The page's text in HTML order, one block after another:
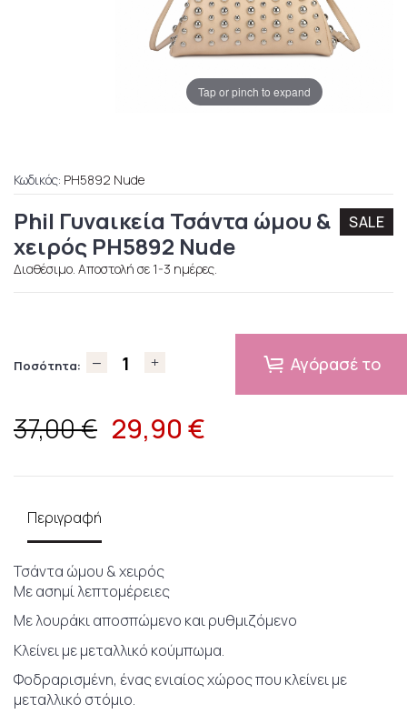
Tap or pinch to expand
Κωδικός: PH5892 Nude
Phil Γυναικεία Τσάντα ώμου &
χειρός PH5892 Nude
SALE
Διαθέσιμο. Αποστολή σε 1-3 ημέρες.
Ποσότητα: Αγόρασέ το
37,00 € 29,90 €
Περιγραφή
Τσάντα ώμου & χειρός
Με ασημί λεπτομέρειες
Με λουράκι αποσπώμενο και ρυθμιζόμενο
Κλείνει με μεταλλικό κούμπωμα.
Φοδραρισμένη, ένας ενιαίος χώρος που κλείνει με
μεταλλικό στόμιο.